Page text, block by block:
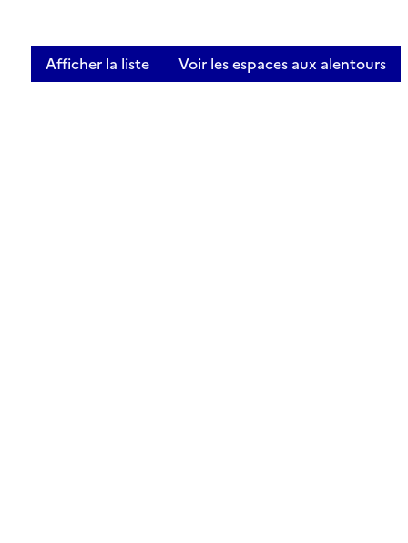
Afficher la liste Voir les espaces aux alentours